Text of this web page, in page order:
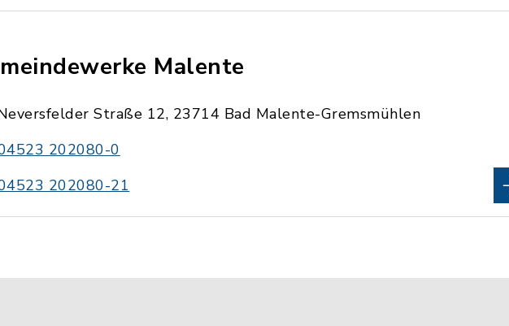
Malente
Straße 12, 23714 Bad Malente-Gremsmühlen
202080-0
202080-21